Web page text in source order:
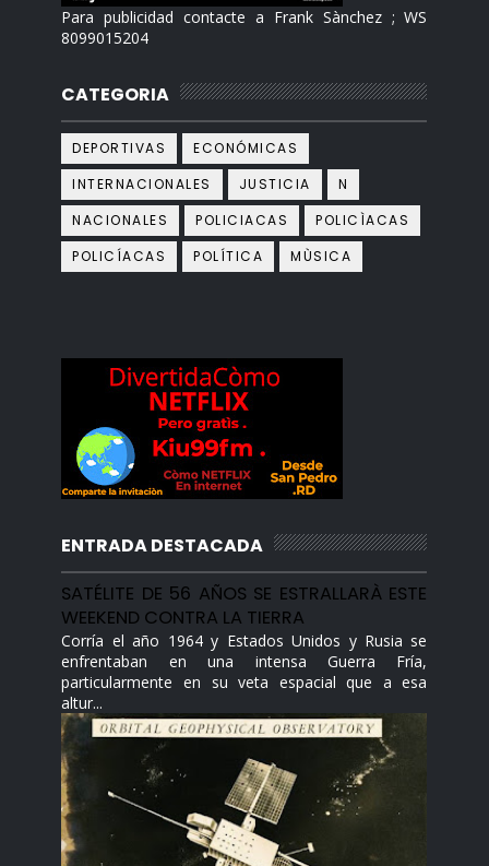
Para publicidad contacte a Frank Sànchez ; WS
8099015204
CATEGORIA
DEPORTIVAS
ECONÓMICAS
INTERNACIONALES
JUSTICIA
N
NACIONALES
POLICIACAS
POLICÌACAS
POLICÍACAS
POLÍTICA MÙSICA
ENTRADA DESTACADA
SATÉLITE DE 56 AÑOS SE ESTRALLARÀ ESTE
WEEKEND CONTRA LA TIERRA
Corría el año 1964 y Estados Unidos y Rusia se
enfrentaban en una intensa Guerra Fría,
particularmente en su veta espacial que a esa
altur...